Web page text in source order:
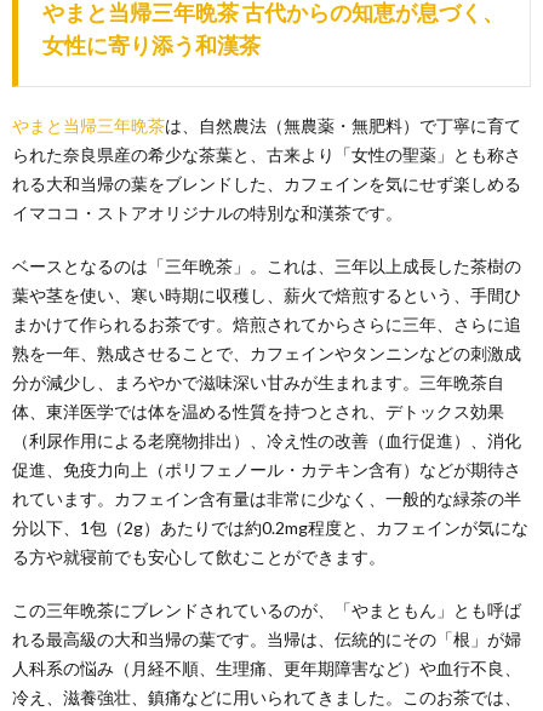
やまと当帰三年晩茶 古代からの知恵が息づく、
女性に寄り添う和漢茶
やまと当帰三年晩茶は、自然農法（無農薬・無肥料）で丁寧に育て
られた奈良県産の希少な茶葉と、古来より「女性の聖薬」とも称さ
れる大和当帰の葉をブレンドした、カフェインを気にせず楽しめる
イマココ・ストアオリジナルの特別な和漢茶です。
ベースとなるのは「三年晩茶」。これは、三年以上成長した茶樹の
葉や茎を使い、寒い時期に収穫し、薪火で焙煎するという、手間ひ
まかけて作られるお茶です。焙煎されてからさらに三年、さらに追
熟を一年、熟成させることで、カフェインやタンニンなどの刺激成
分が減少し、まろやかで滋味深い甘みが生まれます。三年晩茶自
体、東洋医学では体を温める性質を持つとされ、デトックス効果
（利尿作用による老廃物排出）、冷え性の改善（血行促進）、消化
促進、免疫力向上（ポリフェノール・カテキン含有）などが期待さ
れています。カフェイン含有量は非常に少なく、一般的な緑茶の半
分以下、1包（2g）あたりでは約0.2mg程度と、カフェインが気にな
る方や就寝前でも安心して飲むことができます。
この三年晩茶にブレンドされているのが、「やまともん」とも呼ば
れる最高級の大和当帰の葉です。当帰は、伝統的にその「根」が婦
人科系の悩み（月経不順、生理痛、更年期障害など）や血行不良、
冷え、滋養強壮、鎮痛などに用いられてきました。このお茶では、